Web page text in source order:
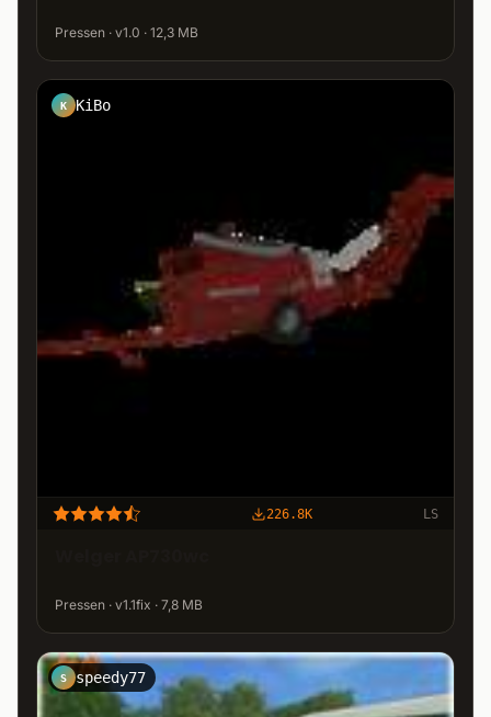
Pressen · v1.0 · 12,3 MB
K KiBo
226.8K LS
Pressen · v1.1fix · 7,8 MB
S speedy77